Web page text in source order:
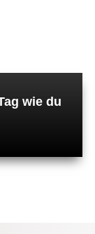
wie du